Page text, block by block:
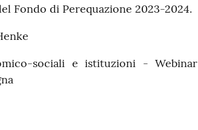
Fondo di Perequazione 2023-2024.
sociali e istituzioni - Webinar